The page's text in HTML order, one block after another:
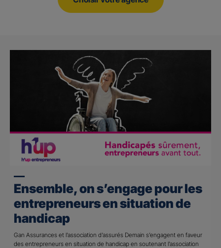
Ensemble, on s’engage pour les
entrepreneurs en situation de
handicap
Gan Assurances et l’association d’assurés Demain s’engagent en faveur
des entrepreneurs en situation de handicap en soutenant l’association